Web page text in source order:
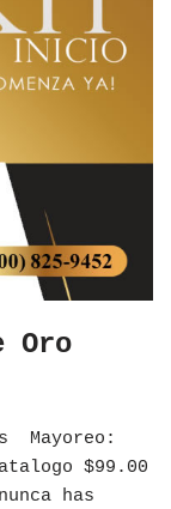
Oro
​Mayoreo:
$99.00
has